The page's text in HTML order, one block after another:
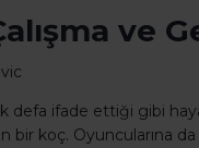
ve
defa ifade ettiği gibi
bir koç. Oyuncularına